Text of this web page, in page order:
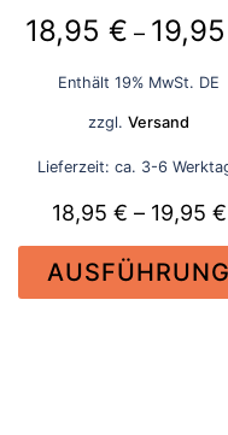
18,95 € – 19,95
Enthält 19% MwSt. DE
zzgl.Versand
Lieferzeit: ca. 3-6
18,95 € – 19,95 €